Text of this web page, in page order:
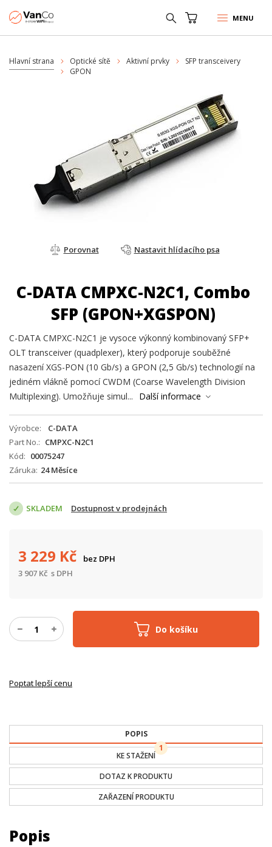
MENU
Hlavní strana Optické sítě Aktivní prvky
SFP transceivery
GPON
Porovnat Nastavit hlídacího psa
C-DATA CMPXC-N2C1, Combo
SFP (GPON+XGSPON)
C-DATA CMPXC-N2C1 je vysoce výkonný kombinovaný SFP+
OLT transceiver (quadplexer), který podporuje souběžné
nasazení XGS-PON (10 Gb/s) a GPON (2,5 Gb/s) technologií na
jediném vlákně pomocí CWDM (Coarse Wavelength Division
Multiplexing). Umožňuje simul...
Další informace
Výrobce
C-DATA
Part No.
CMPXC-N2C1
Kód
00075247
Záruka 24 Měsíce
SKLADEM Dostupnost v prodejnách
Do košíku
3 229 Kč
bez DPH
3 907 Kč s DPH
Poptat lepší cenu
POPIS
KE STAŽENÍ
1
DOTAZ K PRODUKTU
ZAŘAZENÍ PRODUKTU
Popis